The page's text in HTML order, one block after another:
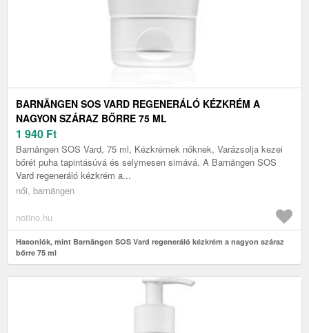
BARNÄNGEN SOS VARD REGENERÁLÓ KÉZKRÉM A
NAGYON SZÁRAZ BŐRRE 75 ML
1 940 Ft
Barnängen SOS Vard, 75 ml, Kézkrémek nőknek, Varázsolja kezei
bőrét puha tapintásúvá és selymesen simává. A Barnängen SOS
Vard regeneráló kézkrém a...
női, barnängen
notino.hu
Hasonlók, mint Barnängen SOS Vard regeneráló kézkrém a nagyon száraz
bőrre 75 ml